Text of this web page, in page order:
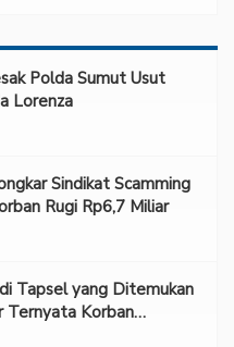
Polda Sumut Usut
Lorenza
Sindikat Scamming
Rugi Rp6,7 Miliar
Tapsel yang Ditemukan
Ternyata Korban